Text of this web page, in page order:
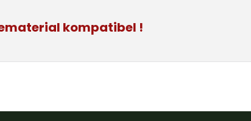
kompatibel !